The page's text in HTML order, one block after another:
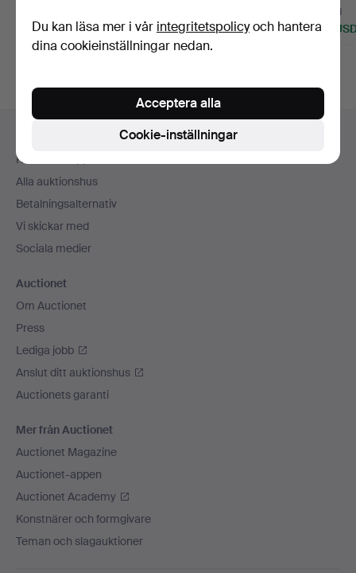
58 USD 69 USD
3 bud
116
Sidfotsnavigation
Kontakta support
Alla auktionshus
Betalningsalternativ
Vi skickar med
Sociala medier
Auctionet
Om Auctionet
Press
Lediga jobb
Anslut ditt auktionshus
Auctionets garanti
Mer från Auctionet
Auctionet Magazine
Auctionet-appen
Auctionet Academy
Konstnärer och formgivare
Teman och slagauktioner
Du kan läsa mer i vår integritetspolicyoch hantera
dina cookieinställningar nedan.
Cookie-inställningar
Acceptera alla